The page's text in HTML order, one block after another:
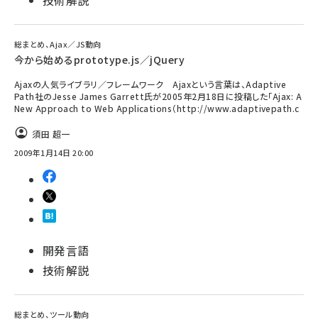
総まとめ、Ajax／JS動向
今から始めるprototype.js／jQuery
Ajaxの人気ライブラリ／フレームワーク Ajaxという言葉は、Adaptive
Path社のJesse James Garrett氏が2005年2月18日に投稿した「Ajax: A
New Approach to Web Applications（http://www.adaptivepath.c
須田 超一
2009年1月14日 20:00
開発言語
技術解説
総まとめ、ツール動向